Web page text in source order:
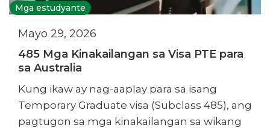
Mga estudyante
Mayo 29, 2026
485 Mga Kinakailangan sa Visa PTE para
sa Australia
Kung ikaw ay nag-aaplay para sa isang
Temporary Graduate visa (Subclass 485), ang
pagtugon sa mga kinakailangan sa wikang